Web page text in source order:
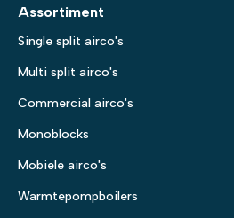
Assortiment
Single split airco's
Multi split airco's
Commercial airco's
Monoblocks
Mobiele airco's
Warmtepompboilers